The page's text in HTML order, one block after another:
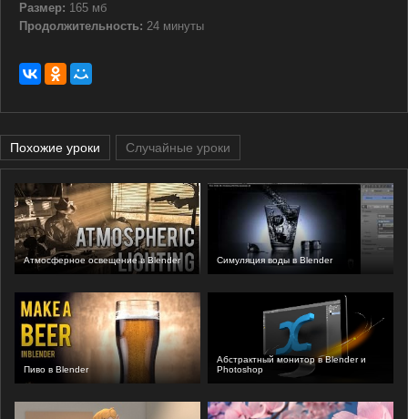
Размер: 165 мб
Продолжительность: 24 минуты
Похожие уроки Случайные уроки
Атмосферное освещение в Blender Симуляция воды в Blender
Пиво в Blender
Абстрактный монитор в Blender и
Photoshop